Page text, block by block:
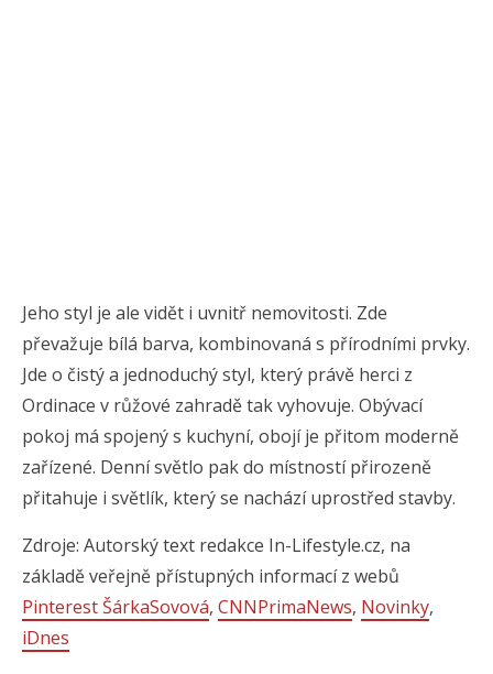
Jeho styl je ale vidět i uvnitř nemovitosti. Zde
převažuje bílá barva, kombinovaná s přírodními prvky.
Jde o čistý a jednoduchý styl, který právě herci z
Ordinace v růžové zahradě tak vyhovuje. Obývací
pokoj má spojený s kuchyní, obojí je přitom moderně
zařízené. Denní světlo pak do místností přirozeně
přitahuje i světlík, který se nachází uprostřed stavby.
Zdroje: Autorský text redakce In-Lifestyle.cz, na
základě veřejně přístupných informací z webů
Pinterest ŠárkaSovová, CNNPrimaNews, Novinky,
iDnes